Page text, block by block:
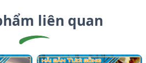
liên quan